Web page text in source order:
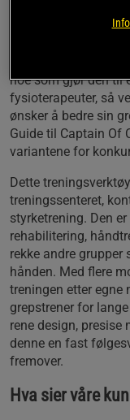
med styrketrening
noe som gjør den til
fysioterapeuter, så
ønsker å bedre sin
Guide til Captain Of
variantene for
Dette
treningssenteret,
styrketrening. Den
rehabilitering,
rekke andre grupper
hånden. Med flere
treningen etter egne
grepstrener for
rene design,
denne en fast
fremover.
Hva sier våre